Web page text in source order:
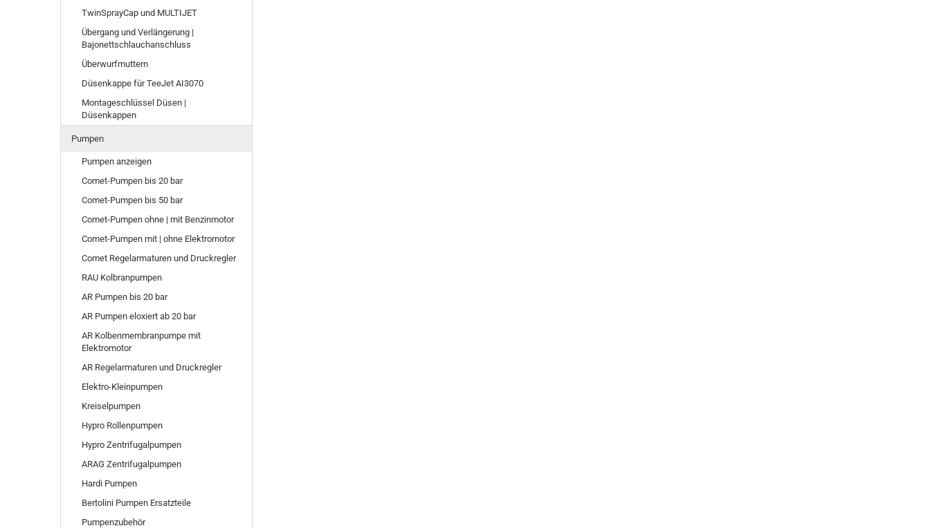
TwinSprayCap und MULTIJET
Übergang und Verlängerung |
Bajonettschlauchanschluss
Überwurfmuttern
Düsenkappe für TeeJet AI3070
Montageschlüssel Düsen |
Düsenkappen
Pumpen
Pumpen anzeigen
Comet-Pumpen bis 20 bar
Comet-Pumpen bis 50 bar
Comet-Pumpen ohne | mit Benzinmotor
Comet-Pumpen mit | ohne Elektromotor
Comet Regelarmaturen und Druckregler
RAU Kolbranpumpen
AR Pumpen bis 20 bar
AR Pumpen eloxiert ab 20 bar
AR Kolbenmembranpumpe mit
Elektromotor
AR Regelarmaturen und Druckregler
Elektro-Kleinpumpen
Kreiselpumpen
Hypro Rollenpumpen
Hypro Zentrifugalpumpen
ARAG Zentrifugalpumpen
Hardi Pumpen
Bertolini Pumpen Ersatzteile
Pumpenzubehör